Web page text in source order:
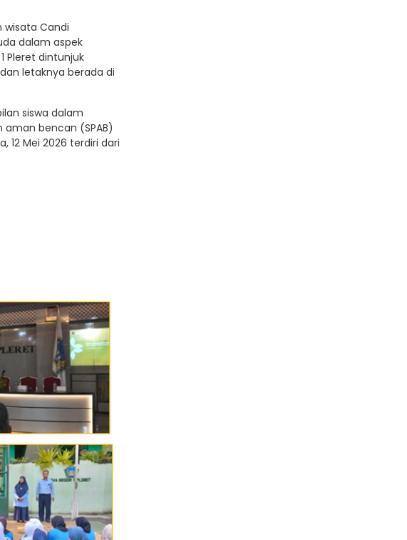
wisata Candi
dalam aspek
Pleret dintunjuk
letaknya berada di
siswa dalam
bencan (SPAB)
12 Mei 2026 terdiri dari